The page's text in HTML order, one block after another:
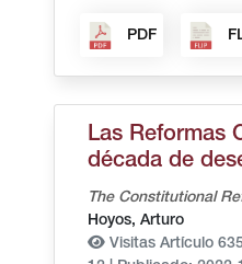
PDF
Las Reformas
década de
The Constitutional
Hoyos, Arturo
Visitas Artículo